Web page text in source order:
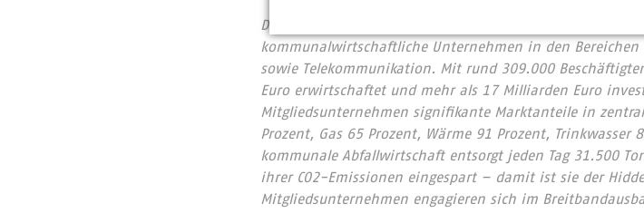
Der Verband kommunaler Unternehmen e. V. (VKU)
kommunalwirtschaftliche Unternehmen in den Bereichen
sowie Telekommunikation. Mit rund 309.000
Euro erwirtschaftet und mehr als 17 Milliarden Euro
Mitgliedsunternehmen signifikante Marktanteile in
Prozent, Gas 65 Prozent, Wärme 91 Prozent, Trinkwasser
kommunale Abfallwirtschaft entsorgt jeden Tag 31.500
ihrer CO2-Emissionen eingespart – damit ist sie der
Mitgliedsunternehmen engagieren sich im